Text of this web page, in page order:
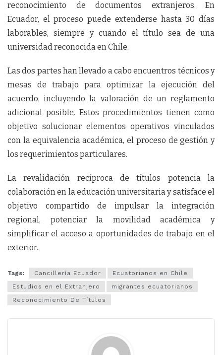
reconocimiento de documentos extranjeros. En
Ecuador, el proceso puede extenderse hasta 30 días
laborables, siempre y cuando el título sea de una
universidad reconocida en Chile.
Las dos partes han llevado a cabo encuentros técnicos y
mesas de trabajo para optimizar la ejecución del
acuerdo, incluyendo la valoración de un reglamento
adicional posible. Estos procedimientos tienen como
objetivo solucionar elementos operativos vinculados
con la equivalencia académica, el proceso de gestión y
los requerimientos particulares.
La revalidación recíproca de títulos potencia la
colaboración en la educación universitaria y satisface el
objetivo compartido de impulsar la integración
regional, potenciar la movilidad académica y
simplificar el acceso a oportunidades de trabajo en el
exterior.
Tags: Cancillería Ecuador
Ecuatorianos en Chile
Estudios en el Extranjero
migrantes ecuatorianos
Reconocimiento De Títulos